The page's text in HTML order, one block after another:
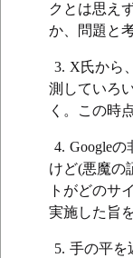
クとは思え
か、問題と
X氏から
測していろ
く。この時
Google
けど(悪魔の
トがどのサ
実施した旨
手の平を